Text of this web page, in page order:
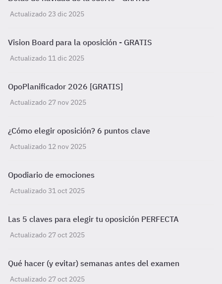
Actualizado 23 dic 2025
Vision Board para la oposición - GRATIS
Actualizado 11 dic 2025
OpoPlanificador 2026 [GRATIS]
Actualizado 27 nov 2025
¿Cómo elegir oposición? 6 puntos clave
Actualizado 12 nov 2025
Opodiario de emociones
Actualizado 31 oct 2025
Las 5 claves para elegir tu oposición PERFECTA
Actualizado 27 oct 2025
Qué hacer (y evitar) semanas antes del examen
Actualizado 27 oct 2025